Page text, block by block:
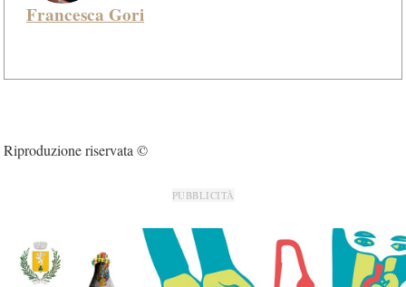
Francesca Gori
Riproduzione riservata ©
PUBBLICITÀ